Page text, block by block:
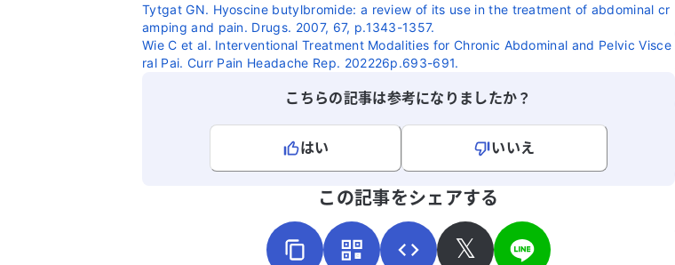
診すればよいのか、アドバイスをいただけ
ると助かります。
Tytgat GN. Hyoscine butylbromide: a review of its use in the treatment of abdominal cr
amping and pain. Drugs. 2007, 67, p.1343-1357.
Wie C et al. Interventional Treatment Modalities for Chronic Abdominal and Pelvic Visce
ral Pai. Curr Pain Headache Rep. 202226p.693-691.
こちらの記事は参考になりましたか？
はい
いいえ
この記事をシェアする
𝕏